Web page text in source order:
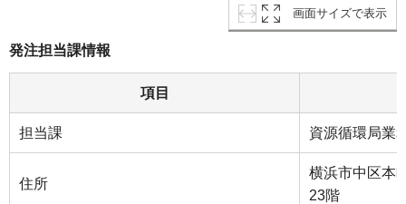
画面サイズで表示
発注担当課情報
項目
担当課 資源循環局業
住所
横浜市中区本
23階